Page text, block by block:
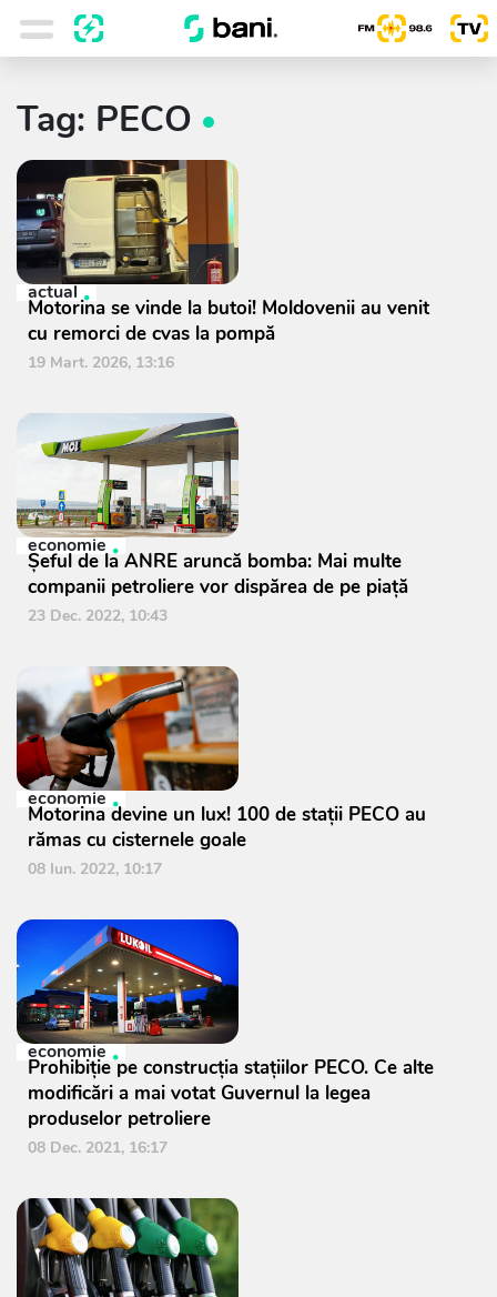
Tag: PECO
actual
Motorina se vinde la butoi! Moldovenii au venit
cu remorci de cvas la pompă
19 Mart. 2026, 13:16
economie
Șeful de la ANRE aruncă bomba: Mai multe
companii petroliere vor dispărea de pe piață
23 Dec. 2022, 10:43
economie
Motorina devine un lux! 100 de stații PECO au
rămas cu cisternele goale
08 Iun. 2022, 10:17
economie
Prohibiție pe construcția stațiilor PECO. Ce alte
modificări a mai votat Guvernul la legea
produselor petroliere
08 Dec. 2021, 16:17